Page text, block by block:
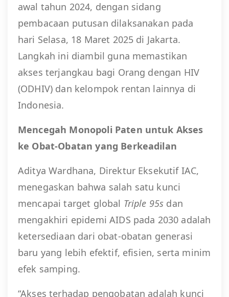
awal tahun 2024, dengan sidang
pembacaan putusan dilaksanakan pada
hari Selasa, 18 Maret 2025 di Jakarta.
Langkah ini diambil guna memastikan
akses terjangkau bagi Orang dengan HIV
(ODHIV) dan kelompok rentan lainnya di
Indonesia.
Mencegah Monopoli Paten untuk Akses
ke Obat-Obatan yang Berkeadilan
Aditya Wardhana, Direktur Eksekutif IAC,
menegaskan bahwa salah satu kunci
mencapai target global Triple 95s dan
mengakhiri epidemi AIDS pada 2030 adalah
ketersediaan dari obat-obatan generasi
baru yang lebih efektif, efisien, serta minim
efek samping.
“Akses terhadap pengobatan adalah kunci